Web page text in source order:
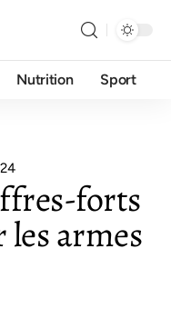
Nutrition Sport
forts
armes